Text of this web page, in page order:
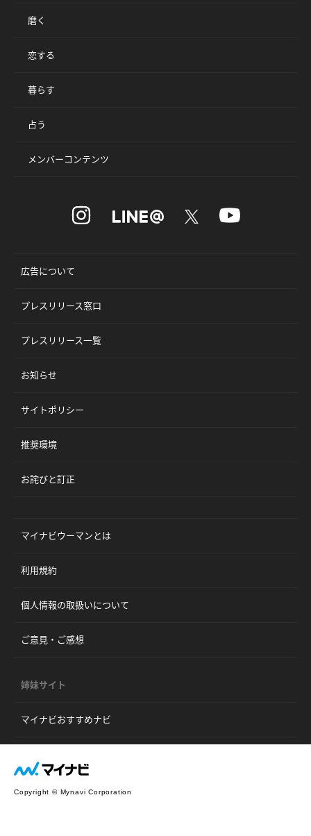
磨く
恋する
暮らす
占う
メンバーコンテンツ
広告について
プレスリリース窓口
プレスリリース一覧
お知らせ
サイトポリシー
推奨環境
お詫びと訂正
マイナビウーマンとは
利用規約
個人情報の取扱いについて
ご意見・ご感想
姉妹サイト
マイナビおすすめナビ
Copyright © Mynavi Corporation